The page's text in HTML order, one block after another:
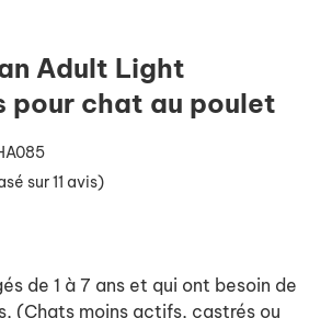
Adult Light
pour chat au poulet
sur 11 avis)
de 1 à 7 ans et qui ont besoin de
(Chats moins actifs, castrés ou